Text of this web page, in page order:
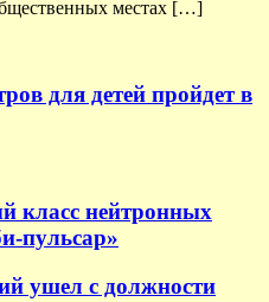
местах […]
для детей пройдет в
класс нейтронных
пульсар»
ушел с должности